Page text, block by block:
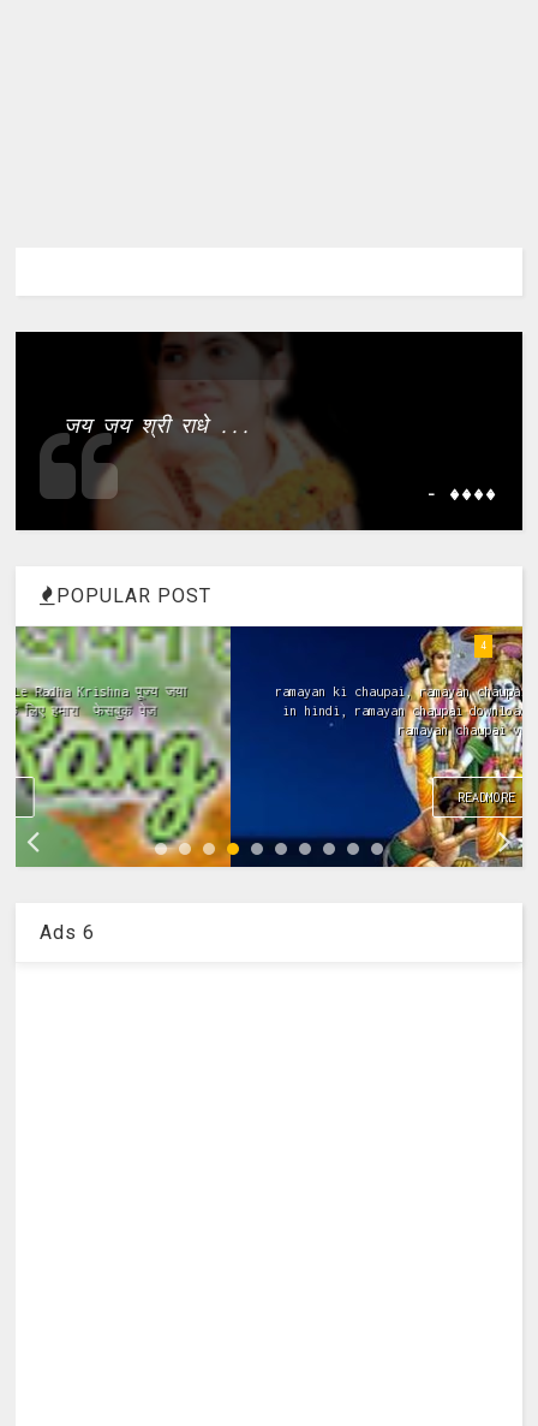
जय जय श्री राधे ...
- ����
POPULAR POST
ramayan ki chaupai, ramayan chaupai hindi, ramayan chaupai
in hindi, ramayan chaupai download, ramayan chaupai mp3,
ramayan chaupai video...
Ads 6